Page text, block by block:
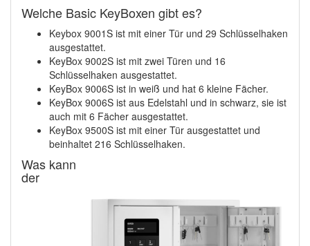
Welche Basic KeyBoxen gibt es?
Keybox 9001S ist mit einer Tür und 29 Schlüsselhaken
ausgestattet.
KeyBox 9002S ist mit zwei Türen und 16
Schlüsselhaken ausgestattet.
KeyBox 9006S ist in weiß und hat 6 kleine Fächer.
KeyBox 9006S ist aus Edelstahl und in schwarz, sie ist
auch mit 6 Fächer ausgestattet.
KeyBox 9500S ist mit einer Tür ausgestattet und
beinhaltet 216 Schlüsselhaken.
Was kann
der